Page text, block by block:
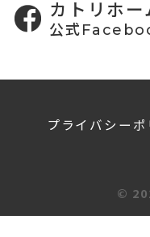
カトリホー
公式
プライバシーポ
©